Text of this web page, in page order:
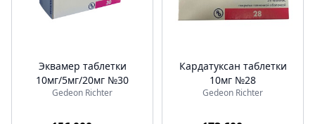
Эквамер таблетки
10мг/5мг/20мг №30
Gedeon Richter
Кардатуксан таблетки
10мг №28
Gedeon Richter